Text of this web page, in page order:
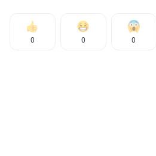
0 0 0